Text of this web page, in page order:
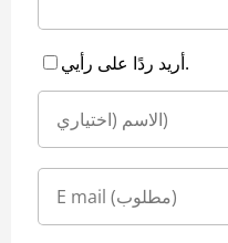
أريد ردًا على رأيي.